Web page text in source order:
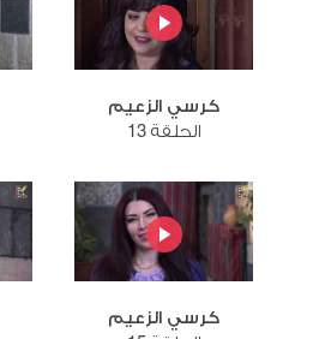
كرسي الزعيم
الحلقة 13
كرسي الزعيم